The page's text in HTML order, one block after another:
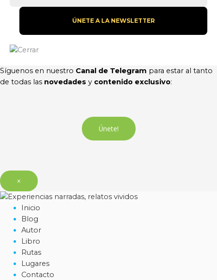
Síguenos en nuestro Canal de Telegram para estar al tanto
de todas las novedades y contenido exclusivo:
Únete!
×
Inicio
Blog
Autor
Libro
Rutas
Lugares
Contacto